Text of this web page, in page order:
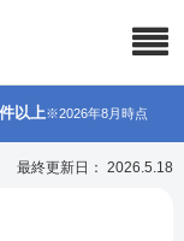
件以上※2026年8月時点
最終更新日： 2026.5.18